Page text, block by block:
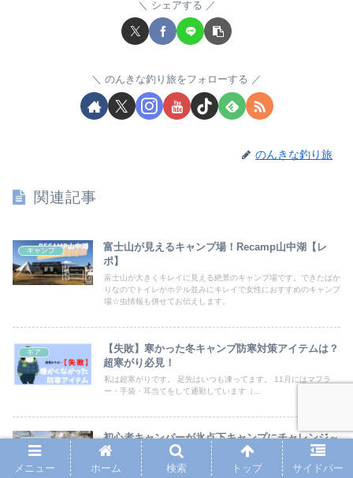
シェアする
のんきな釣り旅をフォローする
のんきな釣り旅
関連記事
キャンプ
富士山が見えるキャンプ場！Recamp山中湖【レ
ポ】
富士山が大きくキレイに見える絶景のキャンプ場です。できたばか
りなのでトイレがホテル並みにキレイで女性におすすめのキャンプ
場☆虫情報も併せてお伝えします。
ギア
【失敗】寒かった冬キャンプ防寒対策アイテムは？
超寒がり必見！
私は超寒がりです。 足先はいつも凍ってます。 11月にはマフラ
ー・手袋・耳当てをして通勤しています（...
初心者キャンパーが氷点下キャンプにチャレンジ～
初心者向け～
私たち初心者キャンパーですが、5回目のキャンプにして氷点下キ
メニュー ホーム 検索 トップ サイドバー